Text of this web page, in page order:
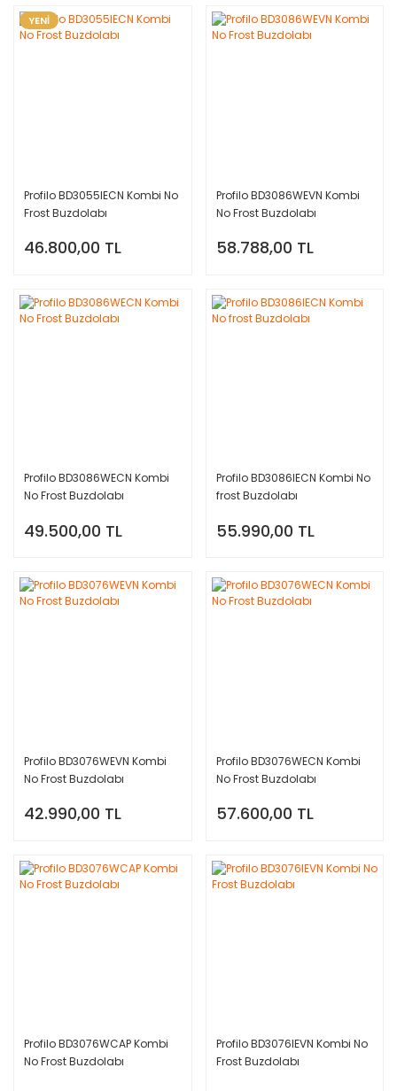
YENİ
Profilo BD3055IECN Kombi No
Frost Buzdolabı
46.800,00 TL
Profilo BD3086WEVN Kombi
No Frost Buzdolabı
58.788,00 TL
Profilo BD3086WECN Kombi
No Frost Buzdolabı
49.500,00 TL
Profilo BD3086IECN Kombi No
frost Buzdolabı
55.990,00 TL
Profilo BD3076WEVN Kombi
No Frost Buzdolabı
42.990,00 TL
Profilo BD3076WECN Kombi
No Frost Buzdolabı
57.600,00 TL
Profilo BD3076WCAP Kombi
No Frost Buzdolabı
Profilo BD3076IEVN Kombi No
Frost Buzdolabı